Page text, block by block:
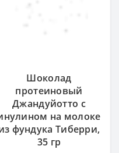
Шоколад
протеиновый
Джандуйотто с
на молоке
фундука Тиберри,
35 гр